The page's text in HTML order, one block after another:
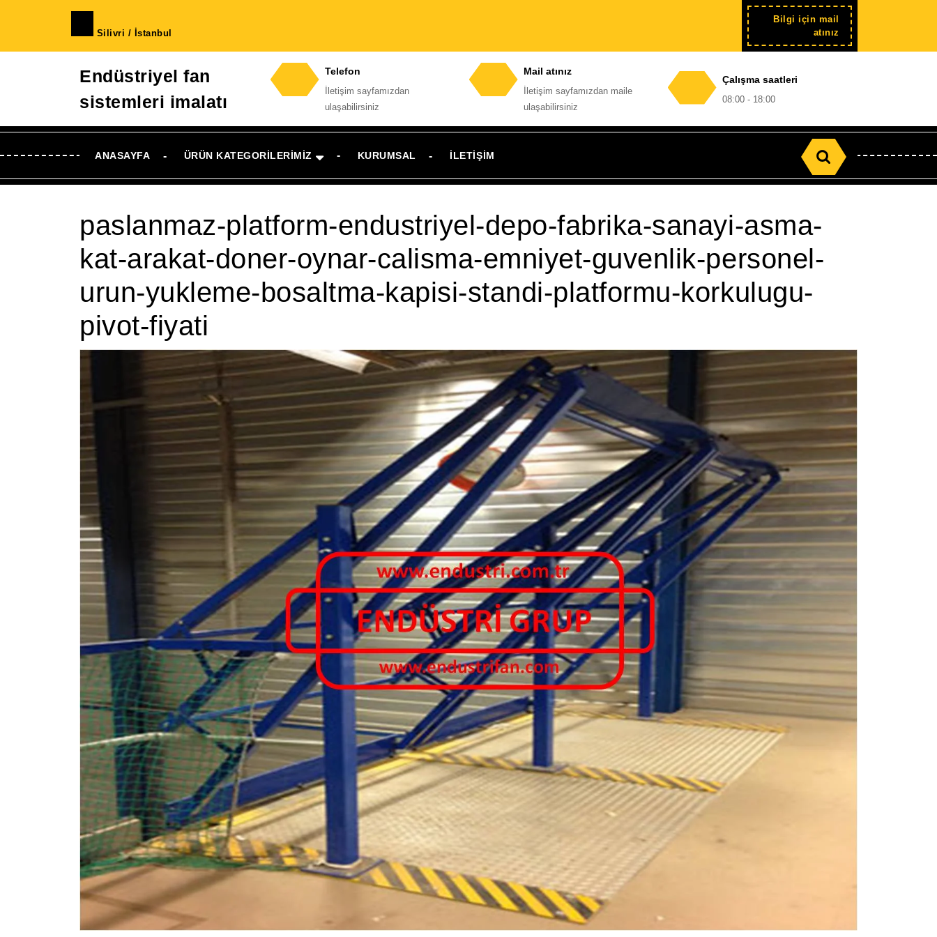
Silivri / İstanbul
Bilgi için mail
atınız Şimdi
kayıt
Endüstriyel fan
sistemleri imalatı
Telefon
İletişim sayfamızdan
ulaşabilirsiniz
Mail atınız
İletişim sayfamızdan maile
ulaşabilirsiniz
Çalışma saatleri
08:00 - 18:00
ANASAYFA ÜRÜN KATEGORILERIMIZ KURUMSAL İLETIŞIM
Search
for:
paslanmaz-platform-endustriyel-depo-fabrika-sanayi-asma-
kat-arakat-doner-oynar-calisma-emniyet-guvenlik-personel-
urun-yukleme-bosaltma-kapisi-standi-platformu-korkulugu-
pivot-fiyati